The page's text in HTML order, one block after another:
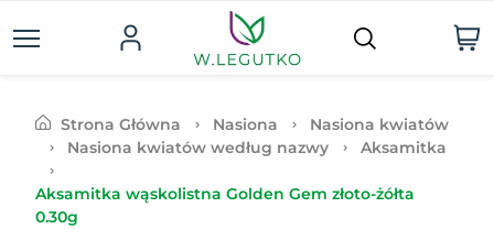
Strona Główna Nasiona
Nasiona kwiatów
Nasiona kwiatów według nazwy
Aksamitka
Aksamitka wąskolistna Golden Gem złoto-żółta
0.30g